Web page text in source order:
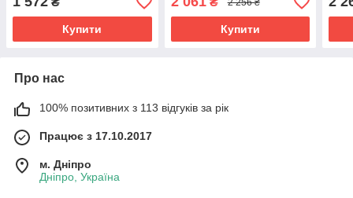
Купити Купити
Про нас
100% позитивних з 113 відгуків за рік
Працює з 17.10.2017
м. Дніпро
Дніпро, Україна